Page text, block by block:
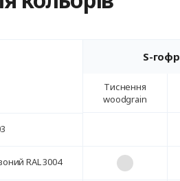
S-гофр
Тиснення
woodgrain
RAL 3004